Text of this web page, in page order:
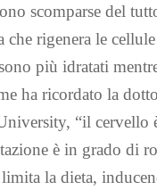
scomparse del
che rigenera le
più idratati
ha ricordato la
“il cervello
è in grado di
la dieta,